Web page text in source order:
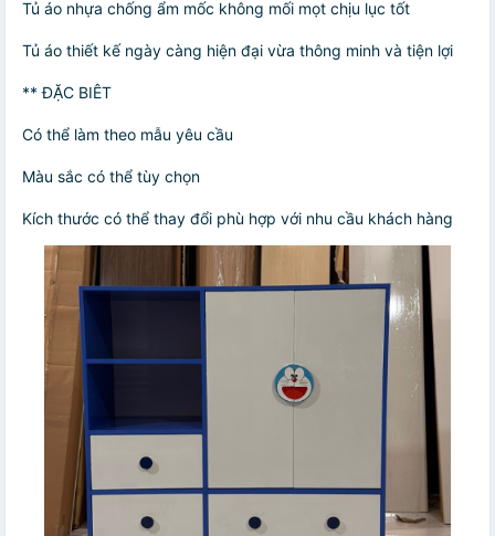
Tủ áo nhựa chống ẩm mốc không mối mọt chịu lục tốt
Tủ áo thiết kế ngày càng hiện đại vừa thông minh và tiện lợi
** ĐẶC BIÊT
Có thể làm theo mẫu yêu cầu
Màu sắc có thể tùy chọn
Kích thước có thể thay đổi phù hợp với nhu cầu khách hàng